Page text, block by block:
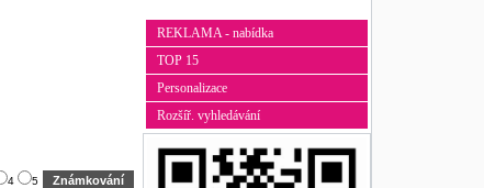
4 5
REKLAMA - nabídka
TOP 15
Personalizace
Rozšíř. vyhledávání